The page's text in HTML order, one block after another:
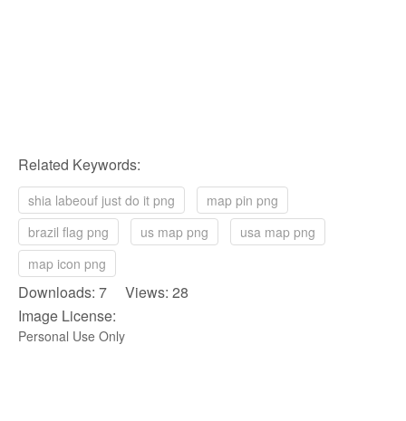
Related Keywords:
shia labeouf just do it png
map pin png
brazil flag png
us map png
usa map png
map icon png
Downloads: 7 Views: 28
Image License:
Personal Use Only